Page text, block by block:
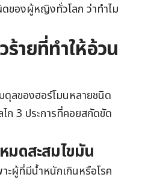
ของผู้หญิงทั่วโลก ว่าทำไม
ร้ายที่ทำให้อ้วน
ดุลของฮอร์โมนหลายชนิด
ก 3 ประการที่คอยสกัดขัด
มดสะสมไขมัน
ะผู้ที่มีน้ำหนักเกินหรือโรค